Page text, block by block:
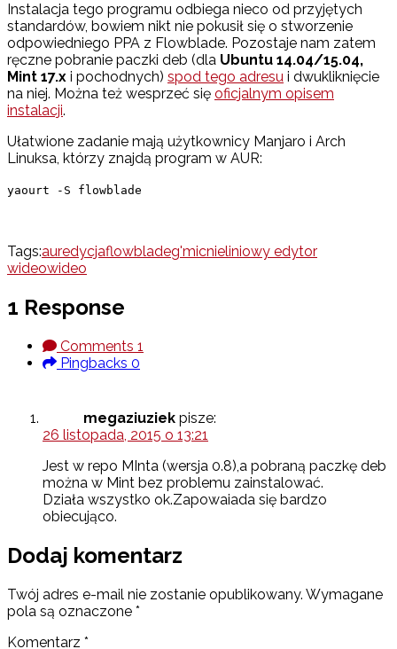
Instalacja tego programu odbiega nieco od przyjętych
standardów, bowiem nikt nie pokusił się o stworzenie
odpowiedniego PPA z Flowblade. Pozostaje nam zatem
ręczne pobranie paczki deb (dla Ubuntu 14.04/15.04,
Mint 17.x i pochodnych) spod tego adresu i dwukliknięcie
na niej. Można też wesprzeć się oficjalnym opisem
instalacji.
Ułatwione zadanie mają użytkownicy Manjaro i Arch
Linuksa, którzy znajdą program w AUR:
yaourt -S flowblade
Tags:auredycjaflowbladeg'micnieliniowy edytor
wideowideo
1 Response
Comments 1
Pingbacks 0
megaziuziek pisze:
26 listopada, 2015 o 13:21
Jest w repo MInta (wersja 0.8),a pobraną paczkę deb
można w Mint bez problemu zainstalować.
Działa wszystko ok.Zapowaiada się bardzo
obiecująco.
Dodaj komentarz
Twój adres e-mail nie zostanie opublikowany. Wymagane
pola są oznaczone *
Komentarz *